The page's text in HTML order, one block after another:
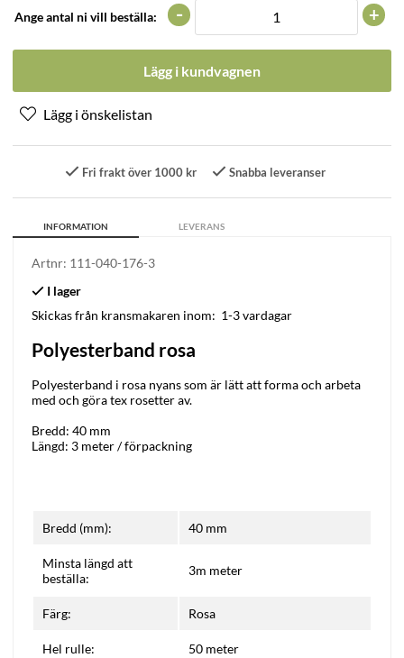
Ange antal ni vill beställa: +
-
Lägg i kundvagnen
Fri frakt över 1000 kr Snabba leveranser
INFORMATION LEVERANS
Artnr: 111-040-176-3
Skickas från kransmakaren inom: 1-3 vardagar
Polyesterband rosa
Polyesterband i rosa nyans som är lätt att forma och arbeta
med och göra tex rosetter av.
Bredd: 40 mm
Längd: 3 meter / förpackning
Bredd (mm): 40 mm
Minsta längd att
beställa:
3m meter
Färg: Rosa
Hel rulle: 50 meter